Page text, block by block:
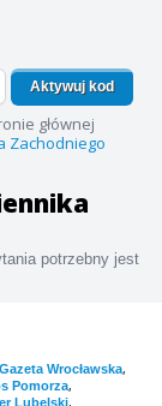
Aktywuj kod
głównej
Zachodniego
potrzebny jest
Gazeta Wrocławska,
Pomorza,
Lubelski,